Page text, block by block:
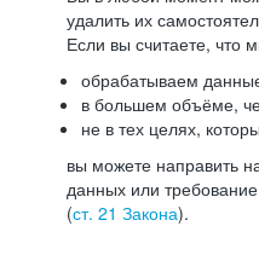
удалить их
Если вы считаете, что
обрабатываем
в большем объёме,
не в тех целях,
вы можете направить
данных или
(ст. 21 Закона).